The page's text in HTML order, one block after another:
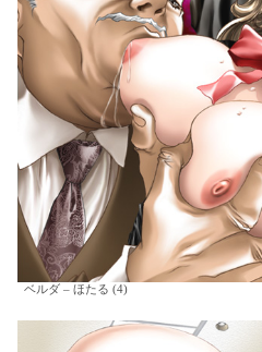
ベルダ – ほたる (4)